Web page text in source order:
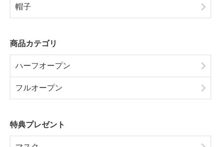
帽子
商品カテゴリ
ハーフオープン
フルオープン
特典プレゼント